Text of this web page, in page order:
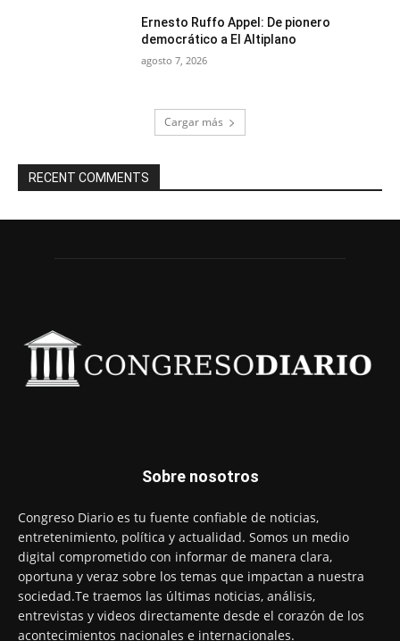
Ernesto Ruffo Appel: De pionero
democrático a El Altiplano
agosto 7, 2026
Cargar más
RECENT COMMENTS
Sobre nosotros
Congreso Diario es tu fuente confiable de noticias,
entretenimiento, política y actualidad. Somos un medio
digital comprometido con informar de manera clara,
oportuna y veraz sobre los temas que impactan a nuestra
sociedad.Te traemos las últimas noticias, análisis,
entrevistas y videos directamente desde el corazón de los
acontecimientos nacionales e internacionales.